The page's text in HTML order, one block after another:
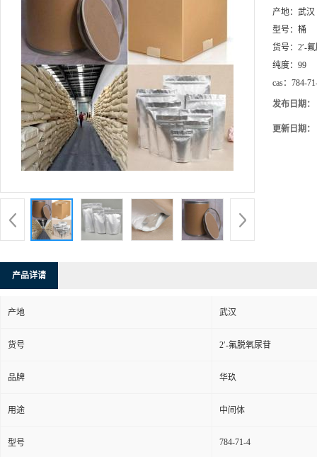
产地： 武汉
型号： 桶
货号： 2′-
纯度： 99
cas： 784-
发布日期：
更新日期：
产品详请
产地 武汉
货号 2′-氟脱氧尿苷
品牌 华玖
用途 中间体
型号 784-71-4